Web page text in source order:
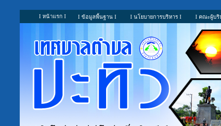
I หน้าแรก I I ข้อมูลพื้นฐาน I I นโยบายการบริหาร I I คณะผู้บริ